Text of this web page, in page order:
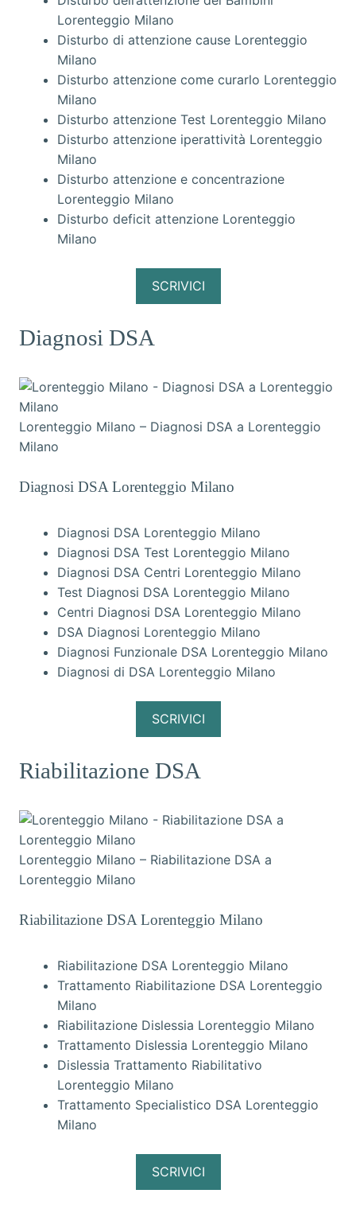
Lorenteggio Milano
Disturbo di attenzione cause Lorenteggio
Milano
Disturbo attenzione come curarlo Lorenteggio
Milano
Disturbo attenzione Test Lorenteggio Milano
Disturbo attenzione iperattività Lorenteggio
Milano
Disturbo attenzione e concentrazione
Lorenteggio Milano
Disturbo deficit attenzione Lorenteggio
Milano
SCRIVICI
Diagnosi DSA
Lorenteggio Milano – Diagnosi DSA a Lorenteggio
Milano
Diagnosi DSA Lorenteggio Milano
Diagnosi DSA Lorenteggio Milano
Diagnosi DSA Test Lorenteggio Milano
Diagnosi DSA Centri Lorenteggio Milano
Test Diagnosi DSA Lorenteggio Milano
Centri Diagnosi DSA Lorenteggio Milano
DSA Diagnosi Lorenteggio Milano
Diagnosi Funzionale DSA Lorenteggio Milano
Diagnosi di DSA Lorenteggio Milano
SCRIVICI
Riabilitazione DSA
Lorenteggio Milano – Riabilitazione DSA a
Lorenteggio Milano
Riabilitazione DSA Lorenteggio Milano
Riabilitazione DSA Lorenteggio Milano
Trattamento Riabilitazione DSA Lorenteggio
Milano
Riabilitazione Dislessia Lorenteggio Milano
Trattamento Dislessia Lorenteggio Milano
Dislessia Trattamento Riabilitativo
Lorenteggio Milano
Trattamento Specialistico DSA Lorenteggio
Milano
SCRIVICI